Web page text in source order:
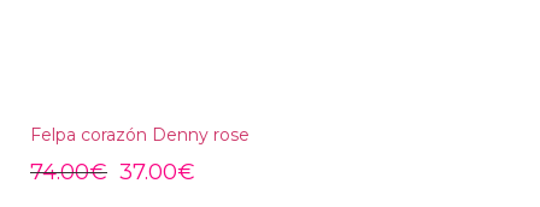
Felpa corazón Denny rose
74.00€ 37.00€